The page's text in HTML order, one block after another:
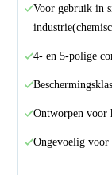
Voor gebruik in
4- en 5-polige
Ontworpen voor
Ongevoelig